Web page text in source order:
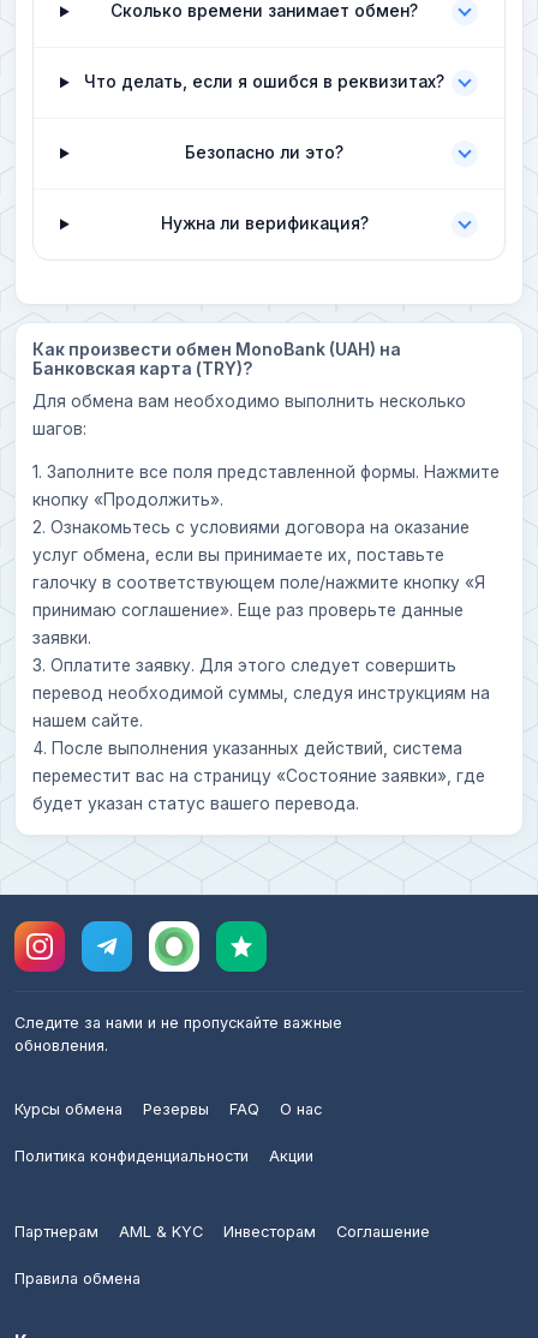
Сколько времени занимает обмен?
Что делать, если я ошибся в реквизитах?
Безопасно ли это?
Нужна ли верификация?
Как произвести обмен MonoBank (UAH) на
Банковская карта (TRY)?
Для обмена вам необходимо выполнить несколько
шагов:
1. Заполните все поля представленной формы. Нажмите
кнопку «Продолжить».
2. Ознакомьтесь с условиями договора на оказание
услуг обмена, если вы принимаете их, поставьте
галочку в соответствующем поле/нажмите кнопку «Я
принимаю соглашение». Еще раз проверьте данные
заявки.
3. Оплатите заявку. Для этого следует совершить
перевод необходимой суммы, следуя инструкциям на
нашем сайте.
4. После выполнения указанных действий, система
переместит вас на страницу «Состояние заявки», где
будет указан статус вашего перевода.
Следите за нами и не пропускайте важные
обновления.
Курсы обмена Резервы FAQ О нас
Политика конфиденциальности Акции
Партнерам AML & KYC Инвесторам Соглашение
Правила обмена